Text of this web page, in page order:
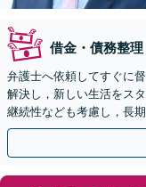
借金・債務整理
弁護士へ依頼してすぐに
解決し，新しい生活をス
継続性なども考慮し，長
なたの未来のために全力